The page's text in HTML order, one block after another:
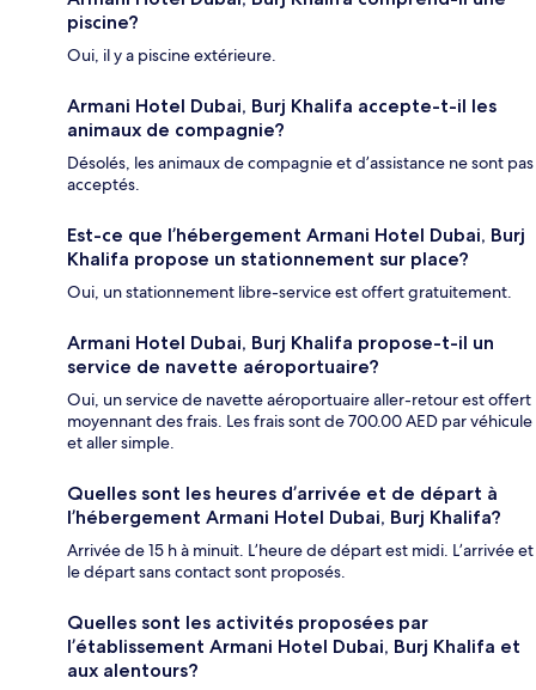
piscine?
Oui, il y a piscine extérieure.
Armani Hotel Dubai, Burj Khalifa accepte-t-il les
animaux de compagnie?
Désolés, les animaux de compagnie et d’assistance ne sont pas
acceptés.
Est-ce que l’hébergement Armani Hotel Dubai, Burj
Khalifa propose un stationnement sur place?
Oui, un stationnement libre-service est offert gratuitement.
Armani Hotel Dubai, Burj Khalifa propose-t-il un
service de navette aéroportuaire?
Oui, un service de navette aéroportuaire aller-retour est offert
moyennant des frais. Les frais sont de 700.00 AED par véhicule
et aller simple.
Quelles sont les heures d’arrivée et de départ à
l’hébergement Armani Hotel Dubai, Burj Khalifa?
Arrivée de 15 h à minuit. L’heure de départ est midi. L’arrivée et
le départ sans contact sont proposés.
Quelles sont les activités proposées par
l’établissement Armani Hotel Dubai, Burj Khalifa et
aux alentours?